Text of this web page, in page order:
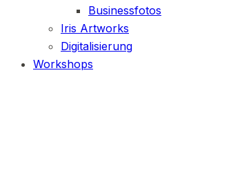
Businessfotos
Iris Artworks
Digitalisierung
Workshops